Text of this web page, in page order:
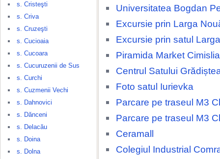
s. Cristeşti
s. Criva
s. Cruzeşti
s. Cucioaia
s. Cucoara
s. Cucuruzenii de Sus
s. Curchi
s. Cuzmenii Vechi
s. Dahnovici
s. Dănceni
s. Delacău
s. Doina
s. Dolna
Universitatea Bogdan
Excursie prin Larga
Excursie prin satul
Piramida Market Cimislia
Centrul Satului
Foto satul Iurievka
Parcare pe traseul M3
Parcare pe traseul M3
Ceramall
Colegiul Industrial